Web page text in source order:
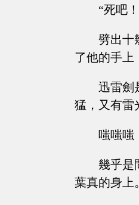
“死吧
劈出十
了他的手上
迅雷劍
猛，又有雷
嗤嗤嗤
幾乎是
葉真的身上。